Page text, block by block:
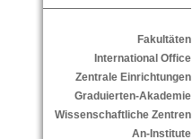
Fakultäten
International Office
Zentrale Einrichtungen
Graduierten-Akademie
Wissenschaftliche Zentren
An-Institute